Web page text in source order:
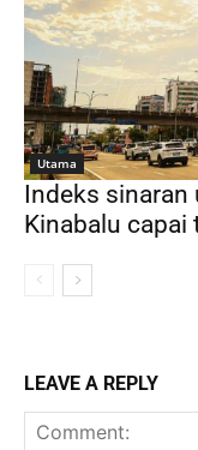
Utama
Indeks sinaran
Kinabalu capai
LEAVE A REPLY